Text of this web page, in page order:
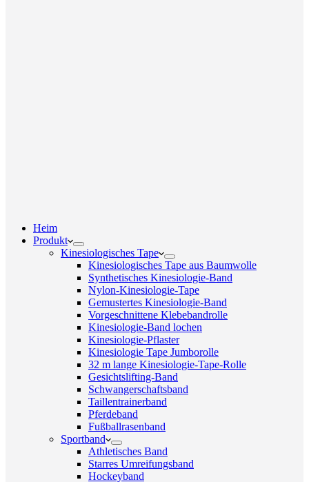
Heim
Produkt
Kinesiologisches Tape
Kinesiologisches Tape aus Baumwolle
Synthetisches Kinesiologie-Band
Nylon-Kinesiologie-Tape
Gemustertes Kinesiologie-Band
Vorgeschnittene Klebebandrolle
Kinesiologie-Band lochen
Kinesiologie-Pflaster
Kinesiologie Tape Jumborolle
32 m lange Kinesiologie-Tape-Rolle
Gesichtslifting-Band
Schwangerschaftsband
Taillentrainerband
Pferdeband
Fußballrasenband
Sportband
Athletisches Band
Starres Umreifungsband
Hockeyband